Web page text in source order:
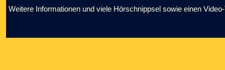
Weitere Informationen und viele Hörschnippsel sowie einen